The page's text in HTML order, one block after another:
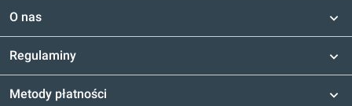
O nas
Regulaminy
Metody płatności